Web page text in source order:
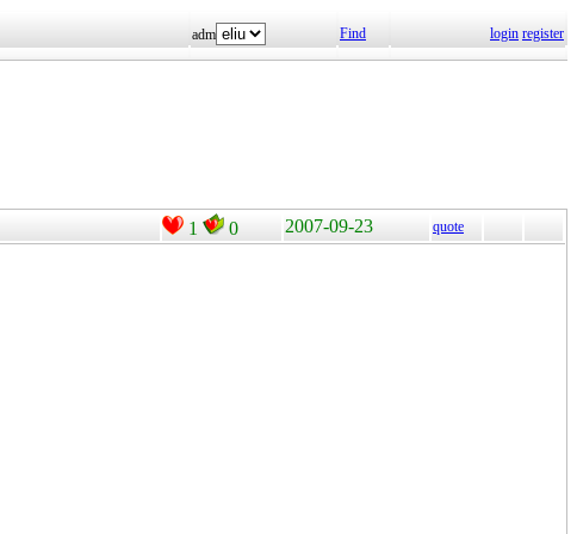
adm Find login register
1 0 2007-09-23 quote